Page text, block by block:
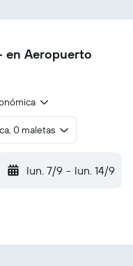
en Aeropuerto
0 maletas
lun. 7/9 - lun. 14/9